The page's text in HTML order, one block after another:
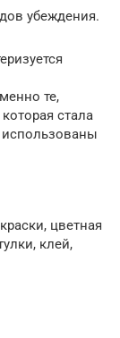
убеждения.
те,
стала
цветная
клей,